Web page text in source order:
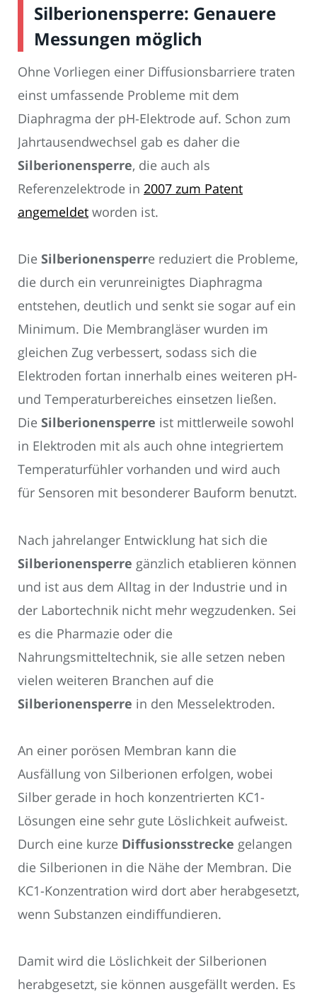
Silberionensperre: Genauere
Messungen möglich
Ohne Vorliegen einer Diffusionsbarriere traten
einst umfassende Probleme mit dem
Diaphragma der pH-Elektrode auf. Schon zum
Jahrtausendwechsel gab es daher die
Silberionensperre, die auch als
Referenzelektrode in 2007 zum Patent
angemeldet worden ist.
Die Silberionensperre reduziert die Probleme,
die durch ein verunreinigtes Diaphragma
entstehen, deutlich und senkt sie sogar auf ein
Minimum. Die Membrangläser wurden im
gleichen Zug verbessert, sodass sich die
Elektroden fortan innerhalb eines weiteren pH-
und Temperaturbereiches einsetzen ließen.
Die Silberionensperre ist mittlerweile sowohl
in Elektroden mit als auch ohne integriertem
Temperaturfühler vorhanden und wird auch
für Sensoren mit besonderer Bauform benutzt.
Nach jahrelanger Entwicklung hat sich die
Silberionensperre gänzlich etablieren können
und ist aus dem Alltag in der Industrie und in
der Labortechnik nicht mehr wegzudenken. Sei
es die Pharmazie oder die
Nahrungsmitteltechnik, sie alle setzen neben
vielen weiteren Branchen auf die
Silberionensperre in den Messelektroden.
An einer porösen Membran kann die
Ausfällung von Silberionen erfolgen, wobei
Silber gerade in hoch konzentrierten KC1-
Lösungen eine sehr gute Löslichkeit aufweist.
Durch eine kurze Diffusionsstrecke gelangen
die Silberionen in die Nähe der Membran. Die
KC1-Konzentration wird dort aber herabgesetzt,
wenn Substanzen eindiffundieren.
Damit wird die Löslichkeit der Silberionen
herabgesetzt, sie können ausgefällt werden. Es